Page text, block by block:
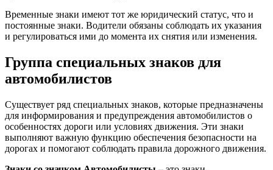
Временные знаки имеют тот же юридический статус, что и
постоянные знаки. Водители обязаны соблюдать их указания
и регулироваться ими до момента их снятия или изменения.
Группа специальных знаков для
автомобилистов
Существует ряд специальных знаков, которые предназначены
для информирования и предупреждения автомобилистов о
особенностях дороги или условиях движения. Эти знаки
выполняют важную функцию обеспечения безопасности на
дорогах и помогают соблюдать правила дорожного движения.